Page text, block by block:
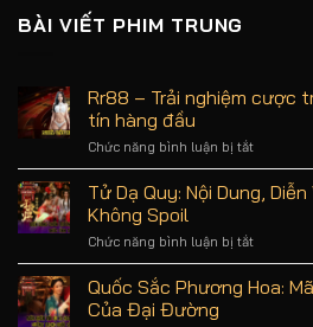
BÀI VIẾT PHIM TRUNG
Rr88 – Trải nghiệm cược
tín hàng đầu
Chức năng bình luận bị tắt
Rr88
Trải
an
Tử Dạ Quy: Nội Dung,
Không Spoil
Chức năng bình luận bị tắt
Tử
Dạ
Quy:
Quốc Sắc Phương Hoa:
Của Đại Đường